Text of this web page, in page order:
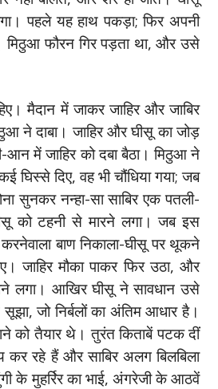
पहले यह हाथ पकड़ा; फिर अपनी
मिठुआ फौरन गिर पड़ता था, और उसे
मैदान में जाकर जाहिर और जाबिर
ने दाबा। जाहिर और घीसू का जोड़
में जाहिर को दबा बैठा। मिठुआ ने
घिस्से दिए, वह भी चौंधिया गया; जब
सुनकर नन्हा-सा साबिर एक पतली-
को टहनी से मारने लगा। जब इस
बाण निकाला-घीसू पर थूकने
जाहिर मौका पाकर फिर उठा, और
लगा। आखिर घीसू ने सावधान उसे
जो निर्बलों का अंतिम आधार है।
को तैयार थे। तुरंत किताबें पटक दीं
कर रहे हैं और साबिर अलग बिलबिला
के मुहर्रिर का भाई, अंगरेजी के आठवें